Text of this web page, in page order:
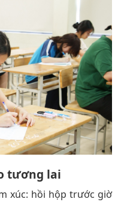
tương lai
xúc: hồi hộp trước giờ